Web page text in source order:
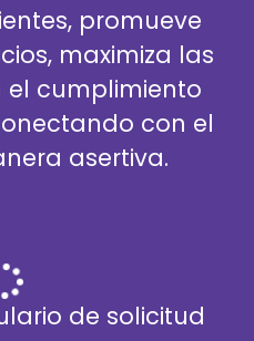
promueve
maximiza las
el cumplimiento
con el
asertiva.
de solicitud